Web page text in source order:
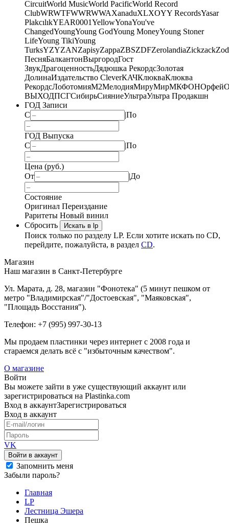
CircuitWorld MusicWorld PacificWorld Record
ClubWRWTFWWRWWAXanaduXLXOYY RecordsYasar
PlakcılıkYEAR0001YellowYonaYou've
ChangedYoungYoung GodYoung MoneyYoung Stoner
LifeYoung TikiYoung
TurksYZYZANZapisyZappaZBSZDFZerolandiaZickzack
ПесняБалкантонВыргородГост
ЗвукДрагоценностьДядюшка РекордсЗолотая
ДолинаИздательство CleverКАЧКлюкваКлюква
РекордсЛоботомияМ2МелодияМируМирМКФОНОрфей
ВЫХОДПСГСибирьСияниеУльтраУльтра Продакшн
ГОД Записи
С
|По
ГОД Выпуска
С
|По
Цена (руб.)
От
|До
Состояние
Оригинал Переиздание
Раритеты Новый винил
Сбросить
Искать в lp
Поиск только по разделу LP. Если хотите искать по CD,
перейдите, пожалуйста, в раздел CD.
Магазин
Наш магазин в Санкт-Петербурге
Ул. Марата, д. 28, магазин "Фонотека" (5 минут пешком от
метро "Владимирская"/"Достоевская", "Маяковская",
"Площадь Восстания").
Телефон: +7 (995) 997-30-13
Мы продаем пластинки через интернет c 2008 года и
стараемся делать всё с "избыточным качеством".
О магазине
Войти
Вы можете зайти в уже существующий аккаунт или
зарегистрироваться на Plastinka.com
Вход в аккаунтЗарегистрироваться
Вход в аккаунт
VK
Войти в аккаунт
Запомнить меня
Забыли пароль?
Главная
LP
Лестница Эшера
Пешка